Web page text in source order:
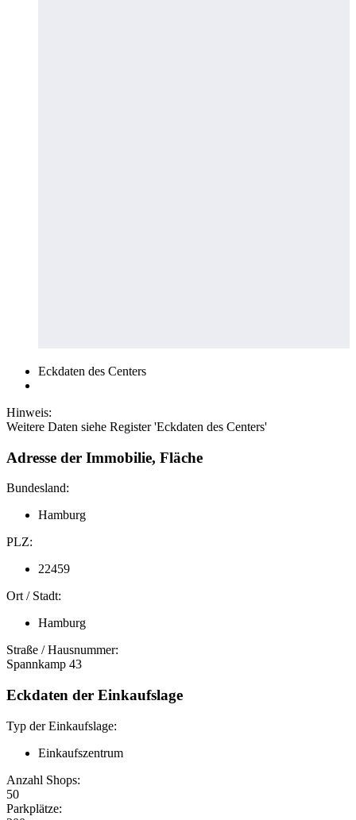
Eckdaten des Centers
Hinweis:
Weitere Daten siehe Register 'Eckdaten des Centers'
Adresse der Immobilie, Fläche
Bundesland:
Hamburg
PLZ:
22459
Ort / Stadt:
Hamburg
Straße / Hausnummer:
Spannkamp 43
Eckdaten der Einkaufslage
Typ der Einkaufslage:
Einkaufszentrum
Anzahl Shops:
50
Parkplätze: